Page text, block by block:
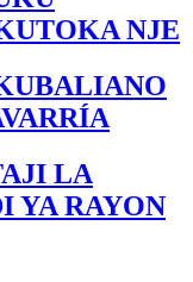
NJE
LA
YA RAYON